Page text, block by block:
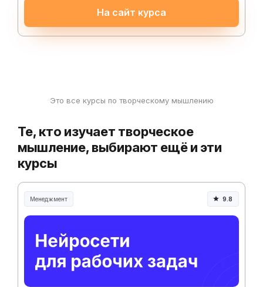
На сайт курса
Это все курсы по творческому мышлению
Те, кто изучает творческое
мышление, выбирают ещё и эти
курсы
Менеджмент
Менеджмент и управление
9.8